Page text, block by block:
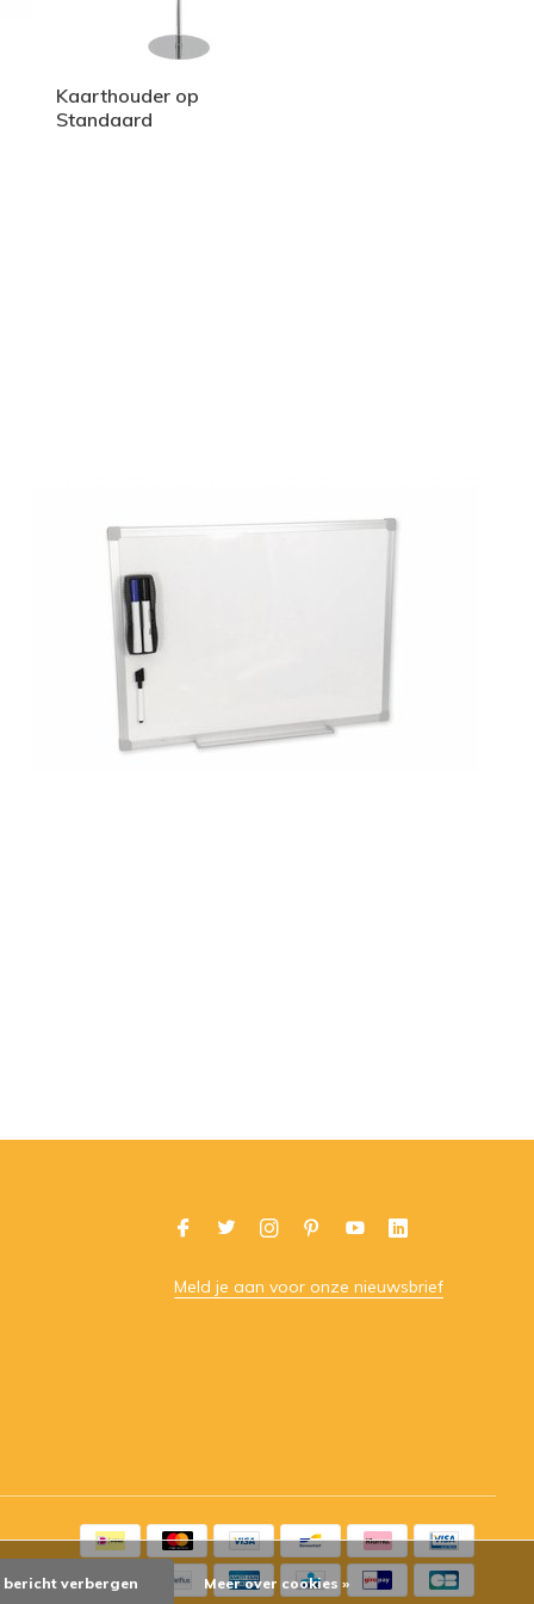
Kaarthouder op
Standaard
Meld je aan voor onze nieuwsbrief
bericht verbergen Meer over cookies »